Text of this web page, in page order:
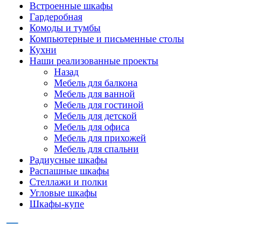
Встроенные шкафы
Гардеробная
Комоды и тумбы
Компьютерные и письменные столы
Кухни
Наши реализованные проекты
Назад
Мебель для балкона
Мебель для ванной
Мебель для гостиной
Мебель для детской
Мебель для офиса
Мебель для прихожей
Мебель для спальни
Радиусные шкафы
Распашные шкафы
Стеллажи и полки
Угловые шкафы
Шкафы-купе